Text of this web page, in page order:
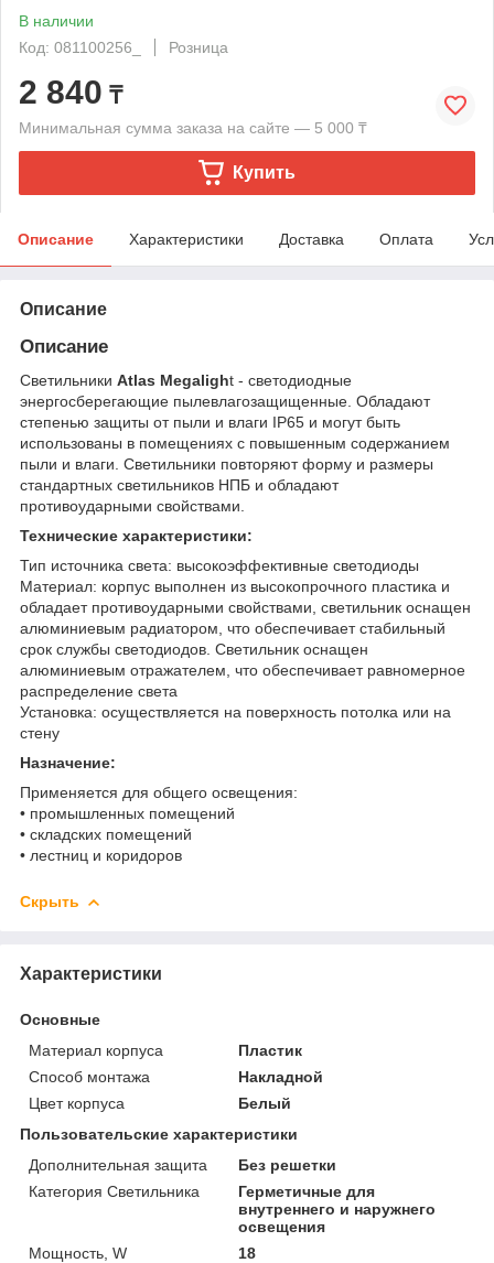
В наличии
Код: 081100256_
Розница
2 840 ₸
Минимальная сумма заказа на сайте — 5 000 ₸
Купить
Описание Характеристики Доставка Оплата
Описание
Описание
Светильники Atlas Megalight - светодиодные
энергосберегающие пылевлагозащищенные. Обладают
степенью защиты от пыли и влаги IP65 и могут быть
использованы в помещениях с повышенным содержанием
пыли и влаги. Светильники повторяют форму и размеры
стандартных светильников НПБ и обладают
противоударными свойствами.
Технические характеристики:
Тип источника света: высокоэффективные светодиоды
Материал: корпус выполнен из высокопрочного пластика и
обладает противоударными свойствами, светильник оснащен
алюминиевым радиатором, что обеспечивает стабильный
срок службы светодиодов. Светильник оснащен
алюминиевым отражателем, что обеспечивает равномерное
распределение света
Установка: осуществляется на поверхность потолка или на
стену
Назначение:
Применяется для общего освещения:
• промышленных помещений
• складских помещений
• лестниц и коридоров
Скрыть
Характеристики
Основные
Материал корпуса
Пластик
Способ монтажа
Накладной
Цвет корпуса
Белый
Пользовательские характеристики
Дополнительная защита
Без решетки
Категория Светильника
Герметичные для
внутреннего и наружнего
освещения
Мощность, W
18